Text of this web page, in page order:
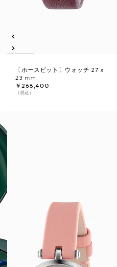
〔ホースビット〕ウォッチ 27 x
23 mm
￥268,400
（税込）